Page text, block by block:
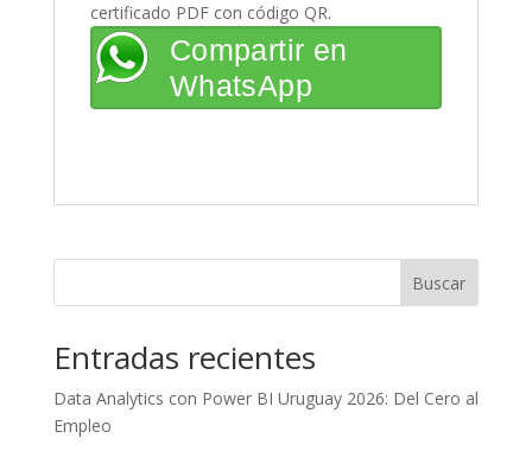
certificado PDF con código QR.
Compartir en
WhatsApp
Buscar
Entradas recientes
Data Analytics con Power BI Uruguay 2026: Del Cero al
Empleo